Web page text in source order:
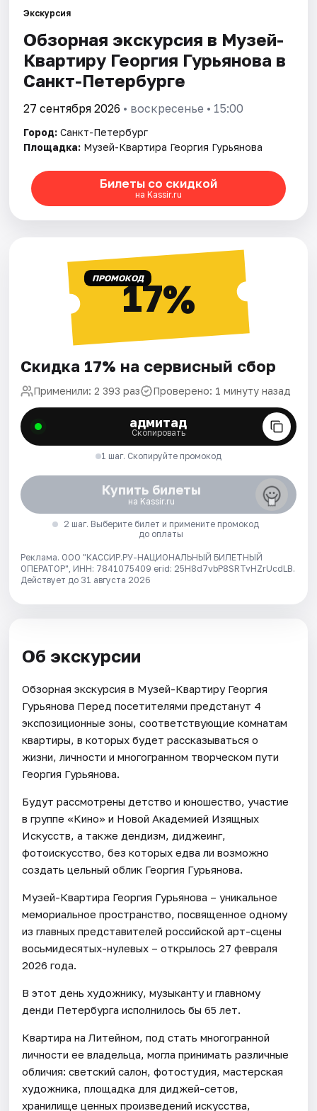
Города
Площадки
Артисты
Рейтинги
Экскурсия
Обзорная экскурсия в Музей-
Квартиру Георгия Гурьянова в
Санкт-Петербурге
27 сентября 2026 • воскресенье • 15:00
Город: Санкт-Петербург
Площадка: Музей-Квартира Георгия Гурьянова
Билеты со скидкой
на Kassir.ru
ПРОМОКОД17%
Скидка 17% на сервисный сбор
Применили: 2 393 раз Проверено: 1 минуту назад
адмитад
Скопировать
1 шаг. Скопируйте промокод
Купить билеты
на Kassir.ru
2 шаг. Выберите билет и примените промокод
до оплаты
Реклама. ООО "КАССИР.РУ-НАЦИОНАЛЬНЫЙ БИЛЕТНЫЙ
ОПЕРАТОР", ИНН: 7841075409 erid: 25H8d7vbP8SRTvHZrUcdLB.
Действует до 31 августа 2026
Об экскурсии
Обзорная экскурсия в Музей-Квартиру Георгия
Гурьянова Перед посетителями предстанут 4
экспозиционные зоны, соответствующие комнатам
квартиры, в которых будет рассказываться о
жизни, личности и многогранном творческом пути
Георгия Гурьянова.
Будут рассмотрены детство и юношество, участие
в группе «Кино» и Новой Академией Изящных
Искусств, а также дендизм, диджеинг,
фотоискусство, без которых едва ли возможно
создать цельный облик Георгия Гурьянова.
Музей-Квартира Георгия Гурьянова – уникальное
мемориальное пространство, посвященное одному
из главных представителей российской арт-сцены
восьмидесятых-нулевых – открылось 27 февраля
2026 года.
В этот день художнику, музыканту и главному
денди Петербурга исполнилось бы 65 лет.
Квартира на Литейном, под стать многогранной
личности ее владельца, могла принимать различные
обличия: светский салон, фотостудия, мастерская
художника, площадка для диджей-сетов,
хранилище ценных произведений искусства,